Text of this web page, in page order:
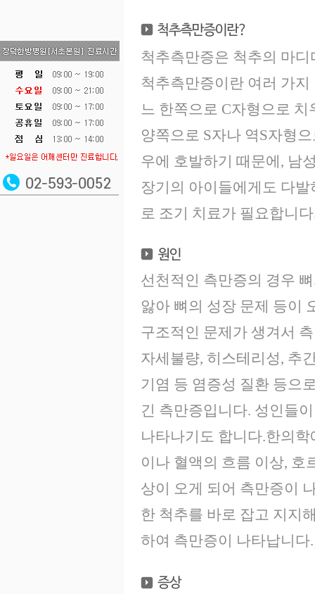
척추측만증은 척추의 마
척추측만증이란 여러 가
느 한쪽으로 C자형으로
양쪽으로 S자나 역S자형
우에 호발하기 때문에, 남
장기의 아이들에게도 다
로 조기 치료가 필요합니
선천적인 측만증의 경우
앓아 뼈의 성장 문제 등이
구조적인 문제가 생겨서
자세불량, 히스테리성, 추
기염 등 염증성 질환 등으
긴 측만증입니다. 성인들
나타나기도 합니다.한의
이나 혈액의 흐름 이상, 호
상이 오게 되어 측만증이
한 척추를 바로 잡고 지지
하여 측만증이 나타납니다.